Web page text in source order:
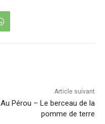
Article suivant
Au Pérou – Le berceau de la
pomme de terre